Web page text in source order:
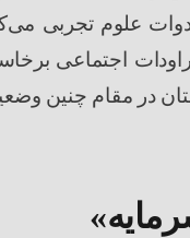
ادوات علوم تجربی می
اجتماعی
در مقام چنین
»